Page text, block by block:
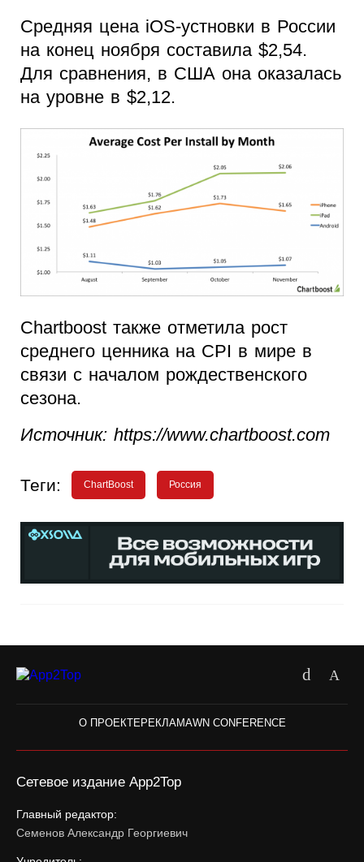
Средняя цена iOS-устновки в России
на конец ноября составила $2,54.
Для сравнения, в США она оказалась
на уровне в $2,12.
Chartboost также отметила рост
среднего ценника на CPI в мире в
связи с началом рождественского
сезона.
Источник: https://www.chartboost.com
Теги: ChartBoost Россия
О ПРОЕКТЕРЕКЛАМАWN CONFERENCE
Сетевое издание App2Top
Главный редактор:
Семенов Александр Георгиевич